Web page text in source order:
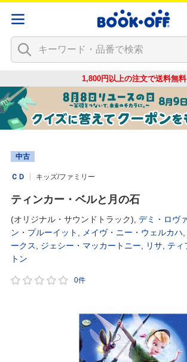
1,800円以上の注文で送料無料
中古
ＣＤ キッズ/ファミリー
ティンカー・ベルと月の石
(オリジナル・サウンドトラック), デミ・ロヴ
ン・プルーイット
メイヴ・ニー・ウェルカハ
ークス
ジェシー・マッカートニー リサ ティ
トン
0件